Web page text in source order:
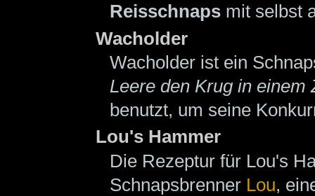
Reisschnaps mit selbst
Wacholder
Wacholder ist ein
Leere den Krug in einem
benutzt, um seine
Lou's Hammer
Die Rezeptur für Lou's
Schnapsbrenner Lou,